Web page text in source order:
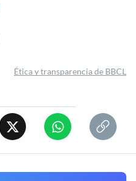
Ética y transparencia de BBCL